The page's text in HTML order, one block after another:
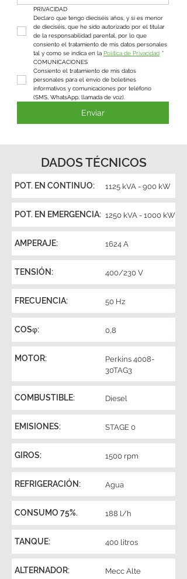
PRIVACIDAD
Declaro que tengo dieciséis años, y si es menor
de dieciséis, que he sido autorizado por el titular
de la responsabilidad parental, por lo que
consiento el tratamiento de mis datos personales
tal y como se indica en la Política de Privacidad *
COMUNICACIONES
Consiento el tratamiento de mis datos
personales para el envío de boletines
informativos y comunicaciones por teléfono
(SMS, WhatsApp, llamada de voz).
Enviar
DADOS TÉCNICOS
POT. EN CONTINUO: 1125 kVA - 900 kW
POT. EN EMERGENCIA: 1250 kVA - 1000 kW
AMPERAJE: 1624 A
TENSIÓN: 400/230 V
FRECUENCIA: 50 Hz
COSφ: 0,8
MOTOR:
Perkins 4008-
30TAG3
COMBUSTIBLE: Diesel
EMISIONES: STAGE 0
GIROS: 1500 rpm
REFRIGERACIÓN: Agua
CONSUMO 75%. 188 l/h
TANQUE: 400 litros
ALTERNADOR: Mecc Alte